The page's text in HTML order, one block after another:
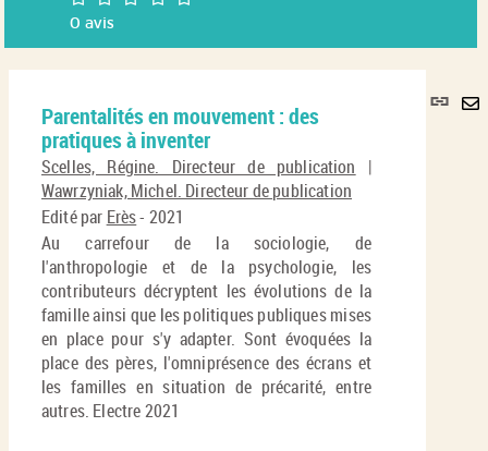
0avis
Lien
Parentalités en mouvement : des
pratiques à inventer
Scelles, Régine. Directeur de publication |
Wawrzyniak, Michel. Directeur de publication
Edité par Erès- 2021
Au carrefour de la sociologie, de
l'anthropologie et de la psychologie, les
contributeurs décryptent les évolutions de la
famille ainsi que les politiques publiques mises
en place pour s'y adapter. Sont évoquées la
place des pères, l'omniprésence des écrans et
les familles en situation de précarité, entre
autres. Electre 2021